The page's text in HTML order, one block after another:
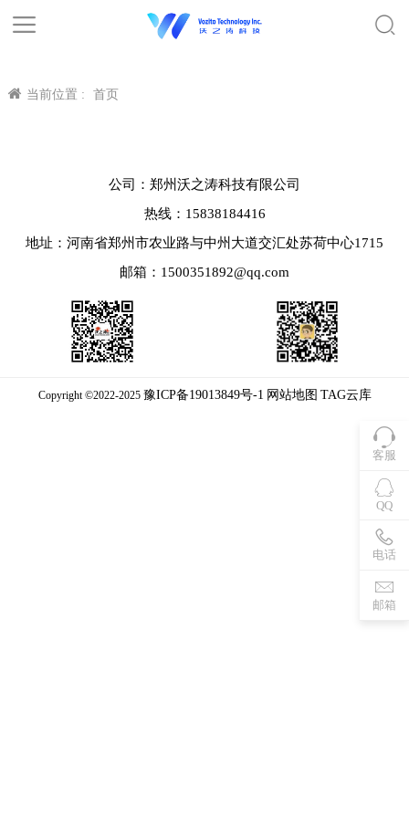
当前位置 : 首页
客服
QQ
电话
邮箱
公司：郑州沃之涛科技有限公司
热线：15838184416
地址：河南省郑州市农业路与中州大道交汇处苏荷中心1715
邮箱：1500351892@qq.com
Copyright ©2022-2025 豫ICP备19013849号-1 网站地图 TAG云库